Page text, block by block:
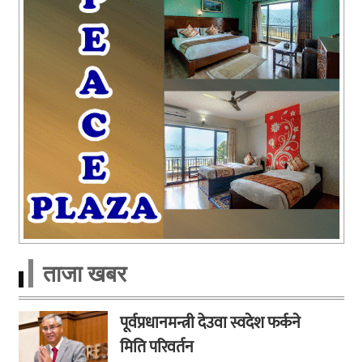
ताजा खबर
पूर्वप्रधानमन्त्री देउवा स्वदेश फर्कने
मिति परिवर्तन